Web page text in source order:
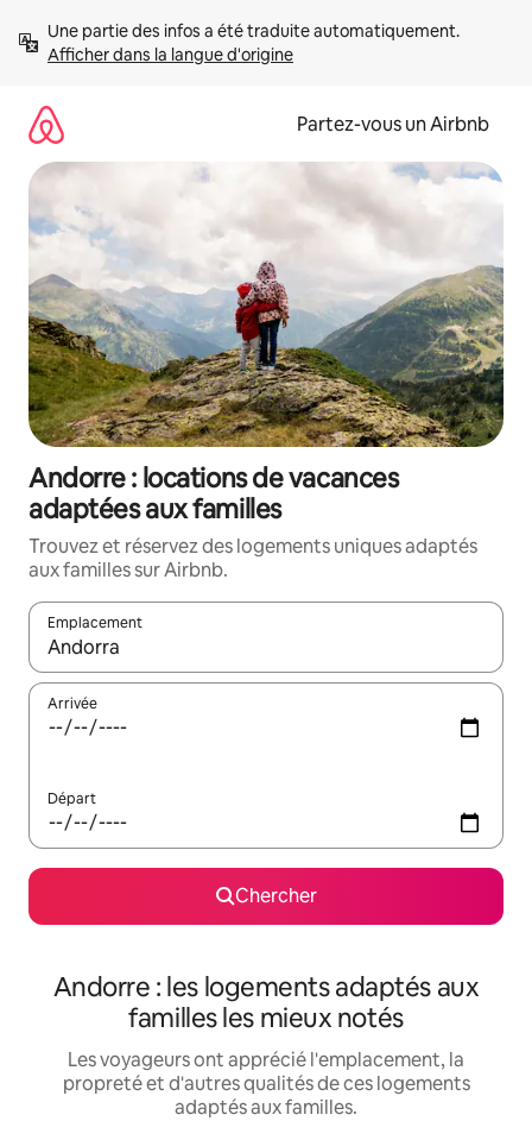
directement
Afficher dans la langue d'origine
Partez-vous un Airbnb
Andorre : locations de vacances
adaptées aux familles
Trouvez et réservez des logements uniques adaptés
aux familles sur Airbnb.
Emplacement
Quand les résultats sont affichés, parcourez-les en utilisant
Arrivée
Départ
Chercher
Andorre : les logements adaptés aux
familles les mieux notés
Les voyageurs ont apprécié l'emplacement, la
propreté et d'autres qualités de ces logements
adaptés aux familles.